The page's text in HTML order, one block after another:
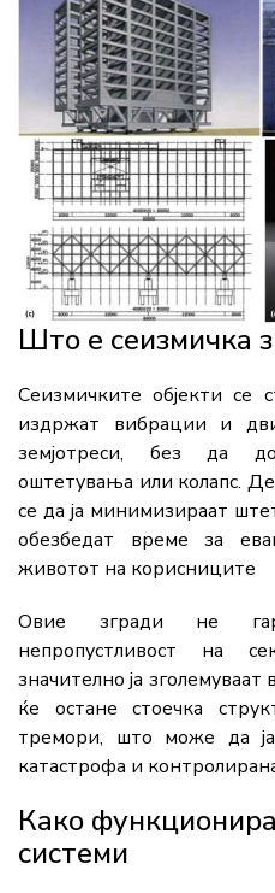
Што е сеизмичка
Сеизмичките објекти се
издржат вибрации и
земјотреси, без да
оштетувања или колапс.
се да ја минимизираат
обезбедат време за
животот на корисниците
Овие згради не
непропустливост на
значително ја зголемуваат
ќе остане стоечка
тремори, што може да ја
катастрофа и
Како
системи